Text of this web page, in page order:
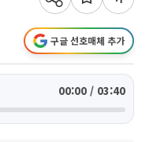
구글 선호매체 추가
00:00 / 03:40